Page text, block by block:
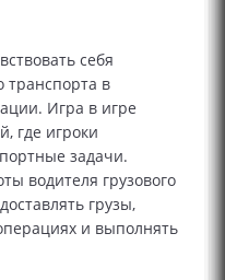
себя
транспорта в
Игра в игре
где игроки
задачи.
водителя грузового
грузы,
и выполнять